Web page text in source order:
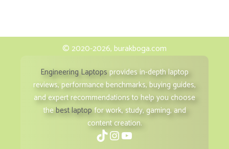
© 2020-2026, burakboga.com
Engineering Laptops provides in-depth laptop
reviews, performance benchmarks, buying guides,
and expert recommendations to help you choose
thebest laptop for work, study, gaming, and
content creation.
TikTok
Instagram
YouTube